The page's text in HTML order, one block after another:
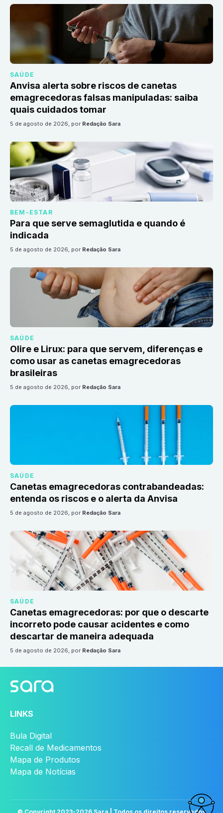
SAÚDE
Anvisa alerta sobre riscos de canetas
emagrecedoras falsas manipuladas: saiba
quais cuidados tomar
5 de agosto de 2026, por Redação Sara
BEM-ESTAR
Para que serve semaglutida e quando é
indicada
5 de agosto de 2026, por Redação Sara
SAÚDE
Olire e Lirux: para que servem, diferenças e
como usar as canetas emagrecedoras
brasileiras
5 de agosto de 2026, por Redação Sara
SAÚDE
Canetas emagrecedoras contrabandeadas:
entenda os riscos e o alerta da Anvisa
5 de agosto de 2026, por Redação Sara
SAÚDE
Canetas emagrecedoras: por que o descarte
incorreto pode causar acidentes e como
descartar de maneira adequada
5 de agosto de 2026, por Redação Sara
LINKS
Bula Digital
Recall de Medicamentos
Mapa de Produtos
Mapa de Notícias